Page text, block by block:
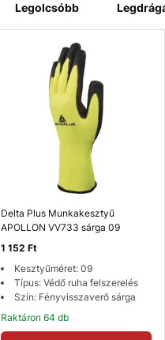
Legolcsóbb
Delta Plus Munkakesztyű
APOLLON VV733 sárga 09
1 152 Ft
Kesztyűméret: 09
Típus: Védő ruha felszerelés
Szín: Fényvisszaverő sárga
Raktáron 64 db